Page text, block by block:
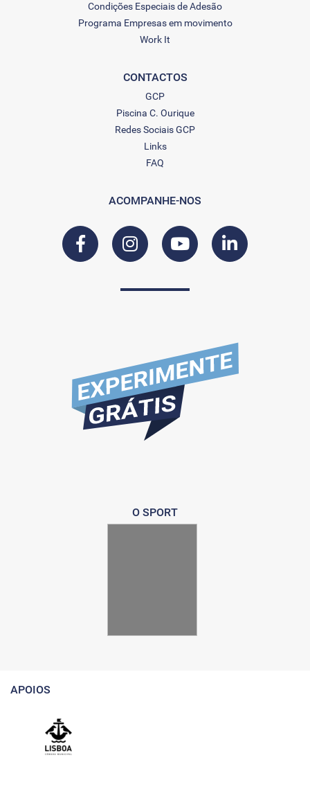
Condições Especiais de Adesão
Programa Empresas em movimento
Work It
CONTACTOS
GCP
Piscina C. Ourique
Redes Sociais GCP
Links
FAQ
ACOMPANHE-NOS
O SPORT
APOIOS